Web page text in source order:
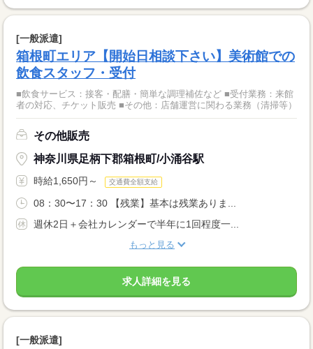
[一般派遣]
箱根町エリア【開始日相談下さい】美術館での
飲食スタッフ・受付
■飲食サービス：接客・配膳・簡単な調理補佐など ■受付業務：来館
者の対応、チケット販売 ■その他：店舗運営に関わる業務（清掃等）
その他販売
神奈川県足柄下郡箱根町/小涌谷駅
時給1,650円～ 交通費全額支給
08：30〜17：30 【残業】基本は残業ありま...
週休2日＋会社カレンダーで半年に1回程度一...
もっと見る
求人詳細を見る
[一般派遣]